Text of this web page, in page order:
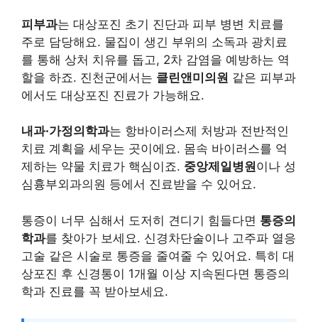
피부과는 대상포진 초기 진단과 피부 병변 치료를
주로 담당해요. 물집이 생긴 부위의 소독과 광치료
를 통해 상처 치유를 돕고, 2차 감염을 예방하는 역
할을 하죠. 진천군에서는 클린앤미의원 같은 피부과
에서도 대상포진 진료가 가능해요.
내과·가정의학과는 항바이러스제 처방과 전반적인
치료 계획을 세우는 곳이에요. 몸속 바이러스를 억
제하는 약물 치료가 핵심이죠. 중앙제일병원이나 성
심흉부외과의원 등에서 진료받을 수 있어요.
통증이 너무 심해서 도저히 견디기 힘들다면 통증의
학과를 찾아가 보세요. 신경차단술이나 고주파 열응
고술 같은 시술로 통증을 줄여줄 수 있어요. 특히 대
상포진 후 신경통이 1개월 이상 지속된다면 통증의
학과 진료를 꼭 받아보세요.